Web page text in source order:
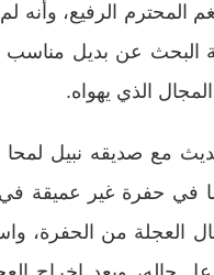
المحترم الرفيع، وأنه
البحث عن بديل مناسب
الذي يهواه.
مع صديقه نبيل لمحا
في حفرة غير عميقة
العجلة من الحفرة،